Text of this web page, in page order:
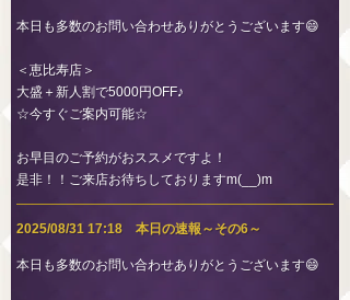
本日も多数のお問い合わせありがとうございます😄
＜恵比寿店＞
大盛＋新人割で5000円OFF♪
☆今すぐご案内可能☆
お早目のご予約がおススメですよ！
是非！！ご来店お待ちしておりますm(__)m
2025/08/31 17:18 本日の速報～その6～
本日も多数のお問い合わせありがとうございます😄